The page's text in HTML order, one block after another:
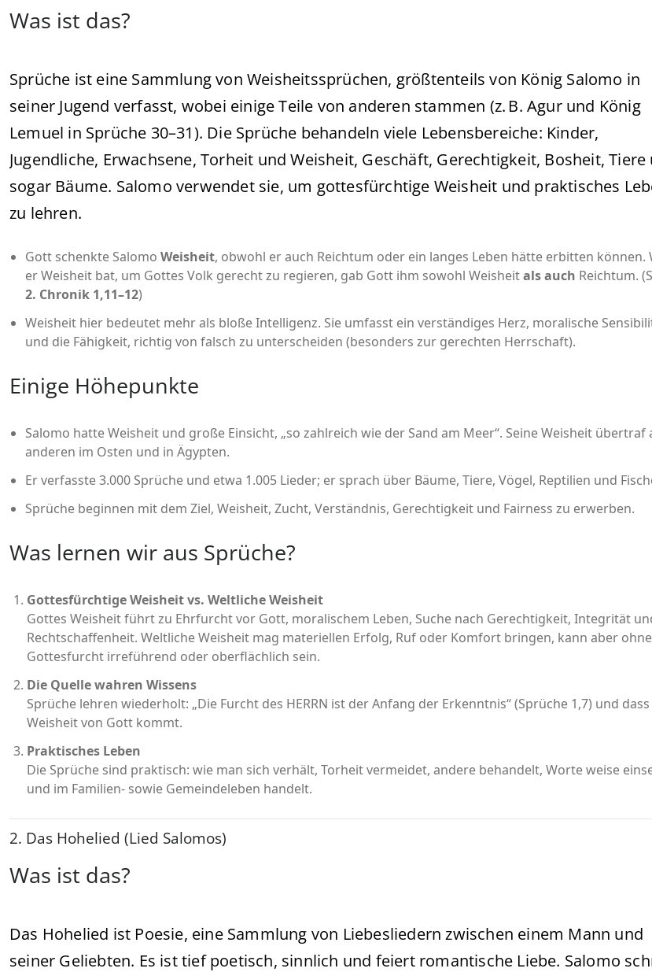
Was ist das?
Sprüche ist eine Sammlung von Weisheitssprüchen, größtenteils von König Salomo in
seiner Jugend verfasst, wobei einige Teile von anderen stammen (z. B. Agur und König
Lemuel in Sprüche 30–31). Die Sprüche behandeln viele Lebensbereiche: Kinder,
Jugendliche, Erwachsene, Torheit und Weisheit, Geschäft, Gerechtigkeit, Bosheit, Tiere
sogar Bäume. Salomo verwendet sie, um gottesfürchtige Weisheit und praktisches
zu lehren.
Gott schenkte Salomo Weisheit, obwohl er auch Reichtum oder ein langes Leben hätte erbitten können.
er Weisheit bat, um Gottes Volk gerecht zu regieren, gab Gott ihm sowohl Weisheitals auch Reichtum.
2. Chronik 1,11–12)
Weisheit hier bedeutet mehr als bloße Intelligenz. Sie umfasst ein verständiges Herz, moralische
und die Fähigkeit, richtig von falsch zu unterscheiden (besonders zur gerechten Herrschaft).
Einige Höhepunkte
Salomo hatte Weisheit und große Einsicht, „so zahlreich wie der Sand am Meer“. Seine Weisheit übertraf
anderen im Osten und in Ägypten.
Er verfasste 3.000 Sprüche und etwa 1.005 Lieder; er sprach über Bäume, Tiere, Vögel, Reptilien und
Sprüche beginnen mit dem Ziel, Weisheit, Zucht, Verständnis, Gerechtigkeit und Fairness zu erwerben.
Was lernen wir aus Sprüche?
Gottesfürchtige Weisheit vs. Weltliche Weisheit
Gottes Weisheit führt zu Ehrfurcht vor Gott, moralischem Leben, Suche nach Gerechtigkeit, Integrität
Rechtschaffenheit. Weltliche Weisheit mag materiellen Erfolg, Ruf oder Komfort bringen, kann aber ohne
Gottesfurcht irreführend oder oberflächlich sein.
Die Quelle wahren Wissens
Sprüche lehren wiederholt: „Die Furcht des HERRN ist der Anfang der Erkenntnis“ (Sprüche 1,7) und dass
Weisheit von Gott kommt.
Praktisches Leben
Die Sprüche sind praktisch: wie man sich verhält, Torheit vermeidet, andere behandelt, Worte weise
und im Familien- sowie Gemeindeleben handelt.
2. Das Hohelied (Lied Salomos)
Was ist das?
Das Hohelied ist Poesie, eine Sammlung von Liebesliedern zwischen einem Mann und
seiner Geliebten. Es ist tief poetisch, sinnlich und feiert romantische Liebe. Salomo